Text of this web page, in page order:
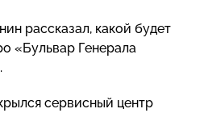
рассказал, какой будет
«Бульвар Генерала
сервисный центр